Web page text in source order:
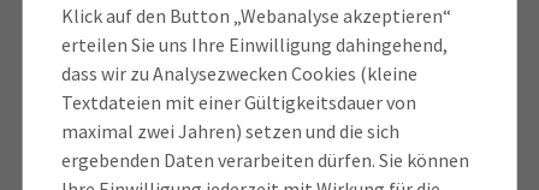
Klick auf den Button „Webanalyse akzeptieren“
erteilen Sie uns Ihre Einwilligung dahingehend,
dass wir zu Analysezwecken Cookies (kleine
Textdateien mit einer Gültigkeitsdauer von
maximal zwei Jahren) setzen und die sich
ergebenden Daten verarbeiten dürfen. Sie können
Inaktivität - Timeout
Bei kürzerer Inaktivität sind Sie noch am System
angemeldet. In diesem Fall wird eine Timeout-Seite
„Inaktivität“ eingeblendet. Sie haben über diese
Timeout-Seite die Möglichkeit, durch Bestätigen des